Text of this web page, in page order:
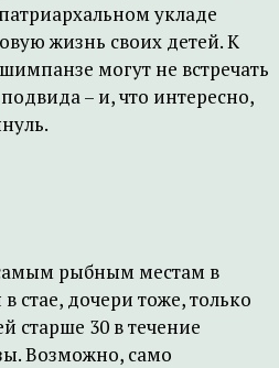
укладе
жизнь своих детей. К
могут не встречать
– и, что интересно,
самым рыбным местам в
стае, дочери тоже, только
старше 30 в течение
Возможно, само